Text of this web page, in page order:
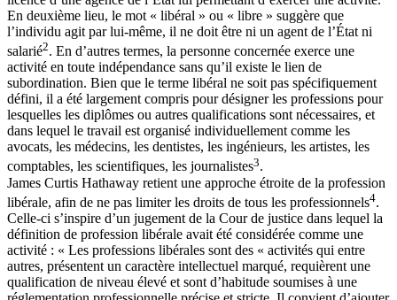
En deuxième lieu, le mot « libéral » ou « libre » suggère que
l’individu agit par lui-même, il ne doit être ni un agent de l’État ni
salarié2. En d’autres termes, la personne concernée exerce une
activité en toute indépendance sans qu’il existe le lien de
subordination. Bien que le terme libéral ne soit pas spécifiquement
défini, il a été largement compris pour désigner les professions pour
lesquelles les diplômes ou autres qualifications sont nécessaires, et
dans lequel le travail est organisé individuellement comme les
avocats, les médecins, les dentistes, les ingénieurs, les artistes, les
comptables, les scientifiques, les journalistes3.
James Curtis Hathaway retient une approche étroite de la profession
libérale, afin de ne pas limiter les droits de tous les professionnels4.
Celle-ci s’inspire d’un jugement de la Cour de justice dans lequel la
définition de profession libérale avait été considérée comme une
activité : « Les professions libérales sont des « activités qui entre
autres, présentent un caractère intellectuel marqué, requièrent une
qualification de niveau élevé et sont d’habitude soumises à une